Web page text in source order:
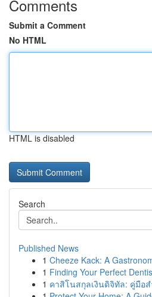
Comments
Submit a Comment
No HTML
HTML is disabled
Search
Published News
1 Cheeze Kack: A
1 Finding Your Perfect
1 คาสิโนสกุลเงินดิจิทัล: คู่มือ